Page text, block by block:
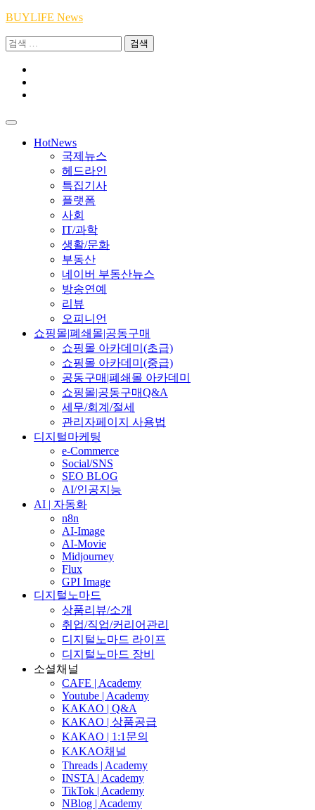
Skip
content
BUYLIFE News
검
HotNews
국제뉴스
헤드라인
특집기사
플랫폼
사회
IT/과학
생활/문화
부동산
네이버 부동산뉴스
방송연예
리뷰
오피니언
쇼핑몰|폐쇄몰|공동구매
쇼핑몰 아카데미(초급)
쇼핑몰 아카데미(중급)
공동구매|폐쇄몰 아카데미
쇼핑몰|공동구매Q&A
세무/회계/절세
관리자페이지 사용법
디지털마케팅
e-Commerce
Social/SNS
SEO BLOG
AI/인공지능
AI | 자동화
n8n
AI-Image
AI-Movie
Midjourney
Flux
GPI Image
디지털노마드
상품리뷰/소개
취업/직업/커리어관리
디지털노마드 라이프
디지털노마드 장비
소셜채널
CAFE | Academy
Youtube | Academy
KAKAO | Q&A
KAKAO | 상품공급
KAKAO | 1:1문의
KAKAO채널
Threads | Academy
INSTA | Academy
TikTok | Academy
NBlog | Academy